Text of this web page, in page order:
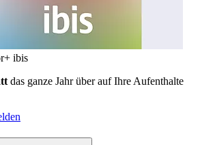
ibis
das ganze Jahr über auf Ihre Aufenthalte